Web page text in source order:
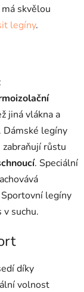
skvělou
legíny.
jiná vlákna a
Dámské legíny
zabraňují růstu
. Speciální
Sportovní legíny
v suchu.
díky
volnost